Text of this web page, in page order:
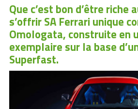
Que c’est bon d’être riche
s’offrir SA Ferrari unique
Omologata, construite en
exemplaire sur la base
Superfast.